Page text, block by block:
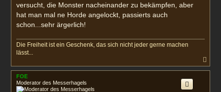
versucht, die Monster nacheinander zu bekämpfen, aber
hat man mal ne Horde angelockt, passierts auch
schon...sehr ärgerlich!
Die Freiheit ist ein Geschenk, das sich nicht jeder gerne machen
lässt...
a
c
FOE
Moderator des Messerhagels